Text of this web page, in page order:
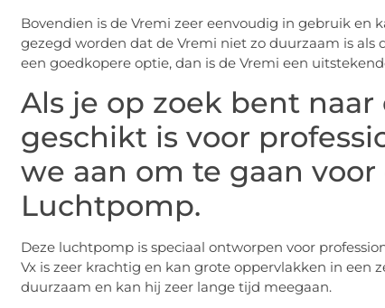
Bovendien is de Vremi zeer eenvoudig in gebruik
gezegd worden dat de Vremi niet zo duurzaam is
een goedkopere optie, dan is de Vremi een
Als je op zoek bent
geschikt is voor
we aan om te gaan
Luchtpomp.
Deze luchtpomp is speciaal ontworpen voor
Vx is zeer krachtig en kan grote oppervlakken in een
duurzaam en kan hij zeer lange tijd meegaan.